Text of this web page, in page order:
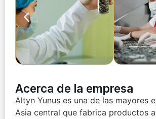
Acerca de la empresa
Altyn Yunus es una de las mayores
Asia central que fabrica productos